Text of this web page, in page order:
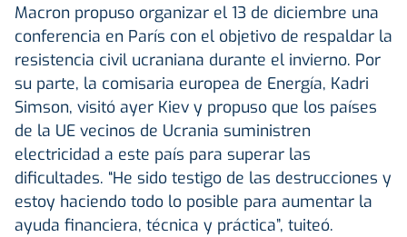
Macron propuso organizar el 13 de diciembre una
conferencia en París con el objetivo de respaldar la
resistencia civil ucraniana durante el invierno. Por
su parte, la comisaria europea de Energía, Kadri
Simson, visitó ayer Kiev y propuso que los países
de la UE vecinos de Ucrania suministren
electricidad a este país para superar las
dificultades. “He sido testigo de las destrucciones y
estoy haciendo todo lo posible para aumentar la
ayuda financiera, técnica y práctica”, tuiteó.